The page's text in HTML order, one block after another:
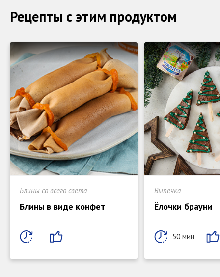
Рецепты с этим продуктом
Блины со всего света
Блины в виде конфет
Выпечка
Ёлочки брауни
50 мин